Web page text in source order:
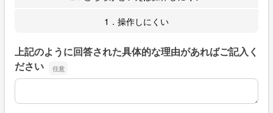
1．操作しにくい
上記のように回答された具体的な理由があればご記入く
ださい
上記のように回答された具体的な理由があればご記入くだ